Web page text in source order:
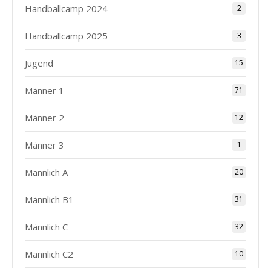
Handballcamp 2024 2
Handballcamp 2025 3
Jugend 15
Männer 1 71
Männer 2 12
Männer 3 1
Männlich A 20
Männlich B1 31
Männlich C 32
Männlich C2 10